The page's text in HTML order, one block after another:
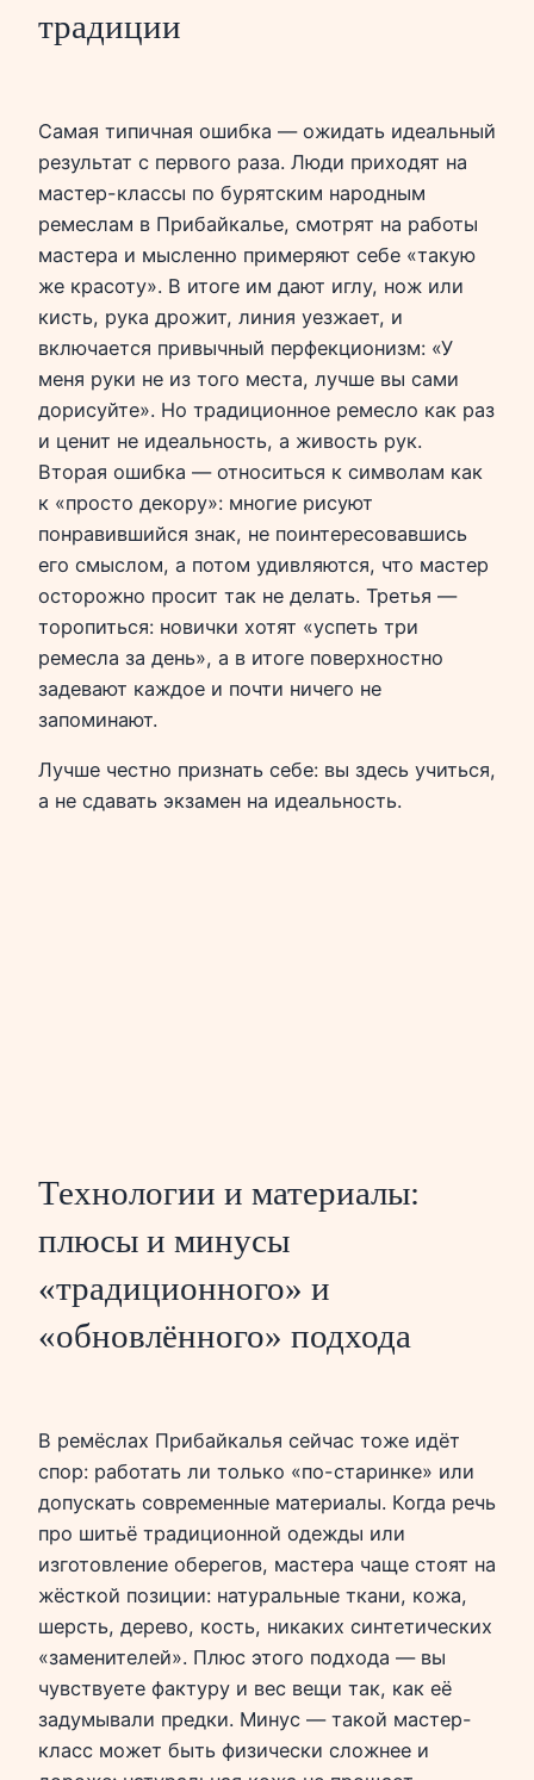
традиции
Самая типичная ошибка — ожидать идеальный
результат с первого раза. Люди приходят на
мастер-классы по бурятским народным
ремеслам в Прибайкалье, смотрят на работы
мастера и мысленно примеряют себе «такую
же красоту». В итоге им дают иглу, нож или
кисть, рука дрожит, линия уезжает, и
включается привычный перфекционизм: «У
меня руки не из того места, лучше вы сами
дорисуйте». Но традиционное ремесло как раз
и ценит не идеальность, а живость рук.
Вторая ошибка — относиться к символам как
к «просто декору»: многие рисуют
понравившийся знак, не поинтересовавшись
его смыслом, а потом удивляются, что мастер
осторожно просит так не делать. Третья —
торопиться: новички хотят «успеть три
ремесла за день», а в итоге поверхностно
задевают каждое и почти ничего не
запоминают.
Лучше честно признать себе: вы здесь учиться,
а не сдавать экзамен на идеальность.
Технологии и материалы:
плюсы и минусы
«традиционного» и
«обновлённого» подхода
В ремёслах Прибайкалья сейчас тоже идёт
спор: работать ли только «по-старинке» или
допускать современные материалы. Когда речь
про шитьё традиционной одежды или
изготовление оберегов, мастера чаще стоят на
жёсткой позиции: натуральные ткани, кожа,
шерсть, дерево, кость, никаких синтетических
«заменителей». Плюс этого подхода — вы
чувствуете фактуру и вес вещи так, как её
задумывали предки. Минус — такой мастер-
класс может быть физически сложнее и